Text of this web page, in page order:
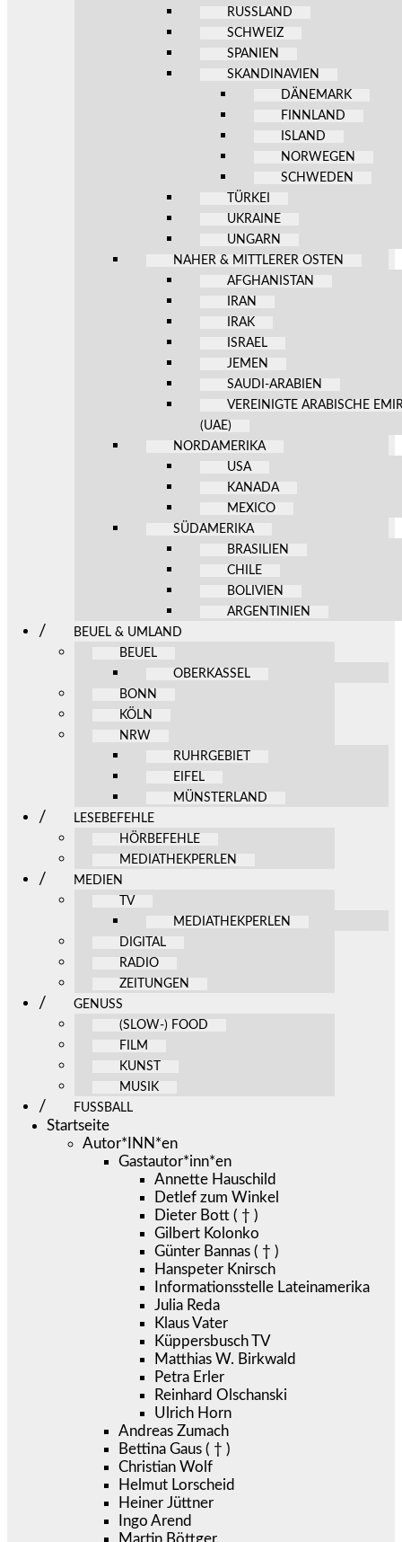
RUSSLAND
SCHWEIZ
SPANIEN
SKANDINAVIEN
DÄNEMARK
FINNLAND
ISLAND
NORWEGEN
SCHWEDEN
TÜRKEI
UKRAINE
UNGARN
NAHER & MITTLERER OSTEN
AFGHANISTAN
IRAN
IRAK
ISRAEL
JEMEN
SAUDI-ARABIEN
VEREINIGTE ARABISCHE
(UAE)
NORDAMERIKA
USA
KANADA
MEXICO
SÜDAMERIKA
BRASILIEN
CHILE
BOLIVIEN
ARGENTINIEN
BEUEL & UMLAND
BEUEL
OBERKASSEL
BONN
KÖLN
NRW
RUHRGEBIET
EIFEL
MÜNSTERLAND
LESEBEFEHLE
HÖRBEFEHLE
MEDIATHEKPERLEN
MEDIEN
TV
MEDIATHEKPERLEN
DIGITAL
RADIO
ZEITUNGEN
GENUSS
(SLOW-) FOOD
FILM
KUNST
MUSIK
FUSSBALL
Startseite
Autor*INN*en
Gastautor*inn*en
Annette Hauschild
Detlef zum Winkel
Dieter Bott ( † )
Gilbert Kolonko
Günter Bannas ( † )
Hanspeter Knirsch
Informationsstelle Lateinamerika
Julia Reda
Klaus Vater
Küppersbusch TV
Matthias W. Birkwald
Petra Erler
Reinhard Olschanski
Ulrich Horn
Andreas Zumach
Bettina Gaus ( † )
Christian Wolf
Helmut Lorscheid
Heiner Jüttner
Ingo Arend
Martin Böttger